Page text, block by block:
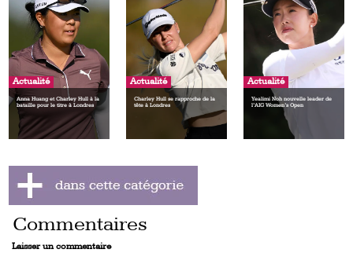
Actualité
Anna Huang et Charley Hull à la
bataille pour le titre à Londres
Actualité
Charley Hull se rapproche de la
tête à Londres
Actualité
Yealimi Noh nouvelle leader de
l’AIG Women’s Open
Commentaires
Laisser un commentaire